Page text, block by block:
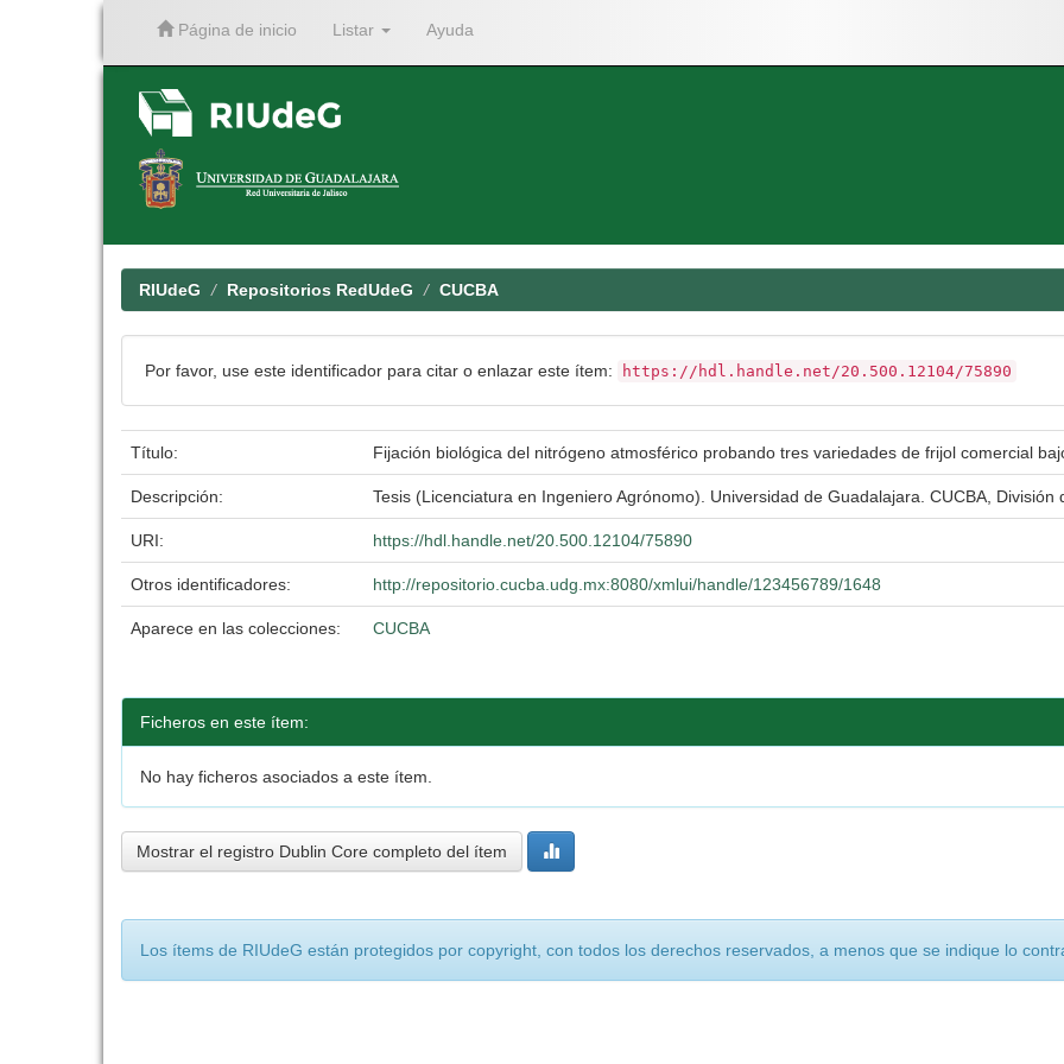
Página de inicio Listar Ayuda
RIUdeG Repositorios RedUdeG CUCBA
Por favor, use este identificador para citar o enlazar este ítem: https://hdl.handle.net/20.500.12104/75890
Título: Fijación biológica del nitrógeno atmosférico probando tres variedades de frijol comercial
Descripción: Tesis (Licenciatura en Ingeniero Agrónomo). Universidad de Guadalajara. CUCBA, División
URI: https://hdl.handle.net/20.500.12104/75890
Otros identificadores: http://repositorio.cucba.udg.mx:8080/xmlui/handle/123456789/1648
Aparece en las colecciones: CUCBA
Ficheros en este ítem:
No hay ficheros asociados a este ítem.
Mostrar el registro Dublin Core completo del ítem
Los ítems de RIUdeG están protegidos por copyright, con todos los derechos reservados, a menos que se indique lo